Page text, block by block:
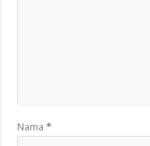
Nama*